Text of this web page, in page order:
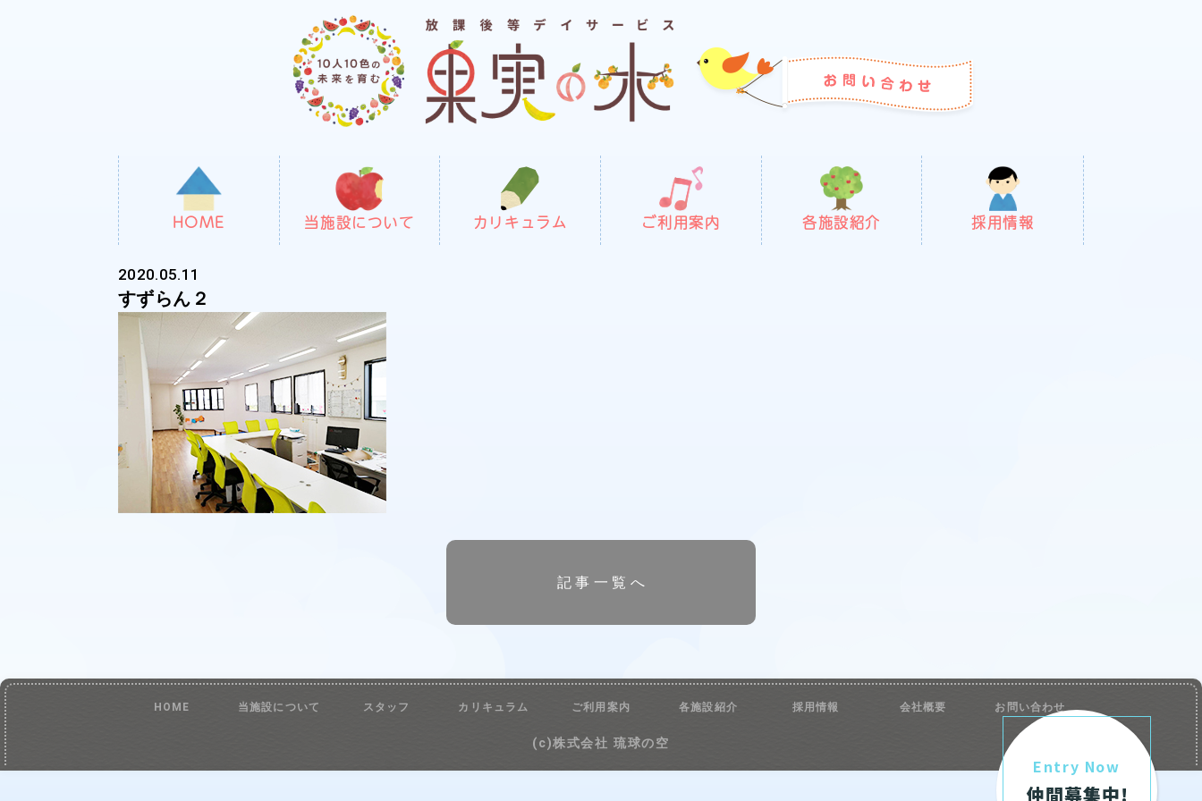
HOME 当施設について カリキュラム ご利用案内 各施設紹介 採用情報
2020.05.11
すずらん２
記事一覧へ
Entry Now
仲間募集中!
HOME 当施設について スタッフ カリキュラム ご利用案内 各施設紹介 採用情報 会社概要 お問い合わせ
(c)株式会社 琉球の空